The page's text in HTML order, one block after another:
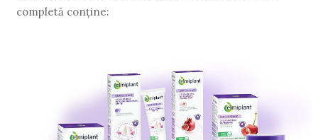
completă conţine: